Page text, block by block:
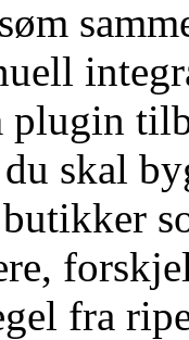
plugin
skal
fra